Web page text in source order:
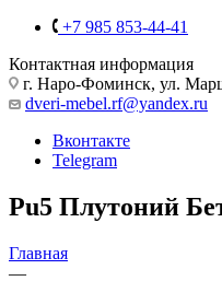
+7 985 853-44-41
Контактная информация
г. Наро-Фоминск, ул.
dveri-mebel.rf@yandex.ru
Вконтакте
Telegram
Pu5 Плутоний
Главная
—